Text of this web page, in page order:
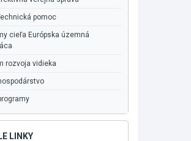
pomoc
cieľa Európska územná
rozvoja vidieka
LINKY